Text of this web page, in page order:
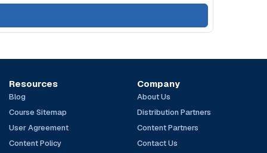
Resources
Blog
Course Sitemap
User Agreement
Content Policy
Company
About Us
Distribution Partners
Content Partners
Contact Us